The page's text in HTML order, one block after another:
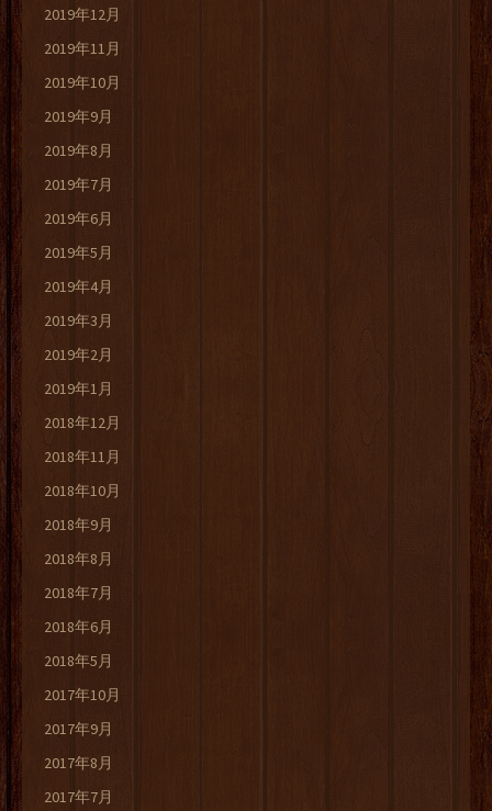
2019年12月
2019年11月
2019年10月
2019年9月
2019年8月
2019年7月
2019年6月
2019年5月
2019年4月
2019年3月
2019年2月
2019年1月
2018年12月
2018年11月
2018年10月
2018年9月
2018年8月
2018年7月
2018年6月
2018年5月
2017年10月
2017年9月
2017年8月
2017年7月